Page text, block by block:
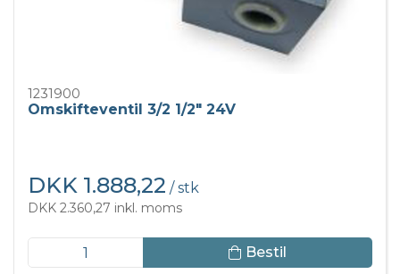
1231900
Omskifteventil 3/2 1/2" 24V
DKK 1.888,22 / stk
DKK 2.360,27 inkl. moms
Bestil